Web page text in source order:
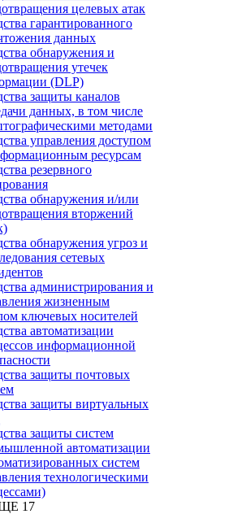
целевых атак
гарантированного
данных
обнаружения и
утечек
(DLP)
защиты каналов
данных, в том числе
методами
управления доступом
ресурсам
резервного
обнаружения и/или
вторжений
обнаружения угроз и
сетевых
администрирования и
жизненным
ключевых носителей
автоматизации
информационной
защиты почтовых
защиты виртуальных
защиты систем
автоматизации
систем
технологическими
17